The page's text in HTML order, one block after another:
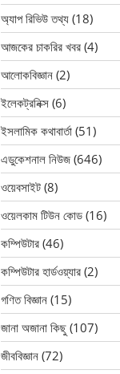
অ্যাপ রিভিউ তথ্য (18)
আজকের চাকরির খবর (4)
আলোকবিজ্ঞান (2)
ইলেকট্রনিক্স (6)
ইসলামিক কথাবার্তা (51)
এডুকেশনাল নিউজ (646)
ওয়েবসাইট (8)
ওয়েলকাম টিউন কোড (16)
কম্পিউটার (46)
কম্পিউটার হার্ডওয়্যার (2)
গণিত বিজ্ঞান (15)
জানা অজানা কিছু (107)
জীববিজ্ঞান (72)